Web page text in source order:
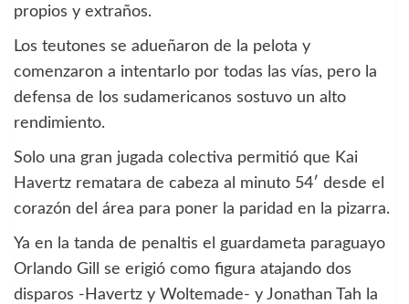
propios y extraños.
Los teutones se adueñaron de la pelota y
comenzaron a intentarlo por todas las vías, pero la
defensa de los sudamericanos sostuvo un alto
rendimiento.
Solo una gran jugada colectiva permitió que Kai
Havertz rematara de cabeza al minuto 54′ desde el
corazón del área para poner la paridad en la pizarra.
Ya en la tanda de penaltis el guardameta paraguayo
Orlando Gill se erigió como figura atajando dos
disparos -Havertz y Woltemade- y Jonathan Tah la